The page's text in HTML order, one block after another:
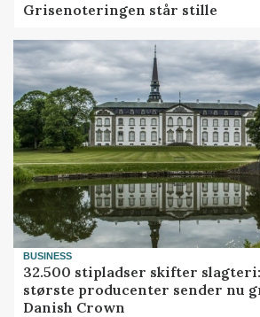
Grisenoteringen står stille
BUSINESS
32.500 stipladser skifter
største producenter sender nu
Danish Crown